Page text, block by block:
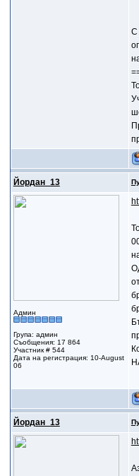
С
Йордан_13
Админ
Група: админ
Съобщения: 17 864
Участник # 544
Дата на регистрация: 10-August
06
Йордан_13